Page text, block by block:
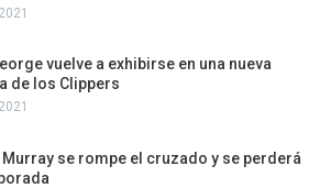
vuelve a exhibirse en una nueva
de los Clippers
se rompe el cruzado y se perderá